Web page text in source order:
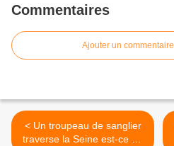
Commentaires
Ajouter un commentaire
< Un troupeau de sanglier
traverse la Seine est-ce un